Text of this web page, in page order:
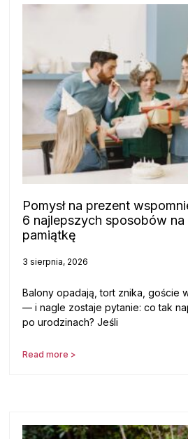
Pomysł na prezent
6 najlepszych sposobów
pamiątkę
3 sierpnia, 2026
Balony opadają, tort znika, goście
— i nagle zostaje pytanie: co tak
po urodzinach? Jeśli
Read more >